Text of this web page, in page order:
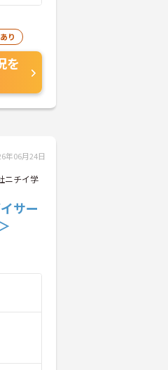
り
を
年06月24日
ニチイ学
サー